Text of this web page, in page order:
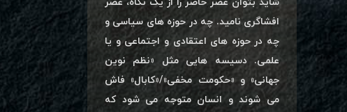
افشاگری نامید. چه در حوزه های سیاسی و
چه در حوزه های اعتقادی و اجتماعی و یا
علمی. دسیسه هایی مثل «نظم نوین
جهانی» و «حکومت مخفی»/«کابال» فاش
می شوند و انسان متوجه می شود که